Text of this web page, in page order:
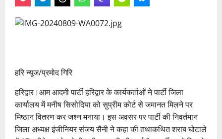
हरि न्यूज/प्रमोद गिरि
हरिद्वार।आम आदमी पार्टी हरिद्वार के कार्यकर्ताओं ने पार्टी जिला
कार्यालय में मनीष सिसोदिया को सुप्रीम कोर्ट से जमानत मिलने पर
मिष्ठान वितरण कर जश्न मनाया। इस अवसर पर पार्टी की निवर्तमान
जिला अध्यक्ष इंजीनियर संजय सैनी ने कहा की तथाकथित शराब घोटाले